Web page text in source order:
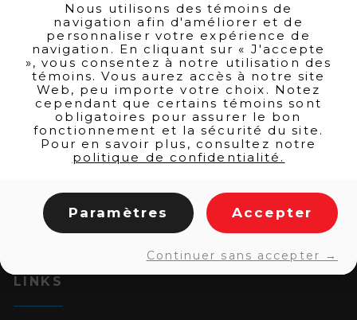
LINKS
Nous utilisons des témoins de
navigation afin d'améliorer et de
personnaliser votre expérience de
navigation. En cliquant sur « J'accepte
», vous consentez à notre utilisation des
témoins. Vous aurez accès à notre site
Web, peu importe votre choix. Notez
cependant que certains témoins sont
obligatoires pour assurer le bon
fonctionnement et la sécurité du site.
Pour en savoir plus, consultez notre
politique de confidentialité.
Paramètres Accepter
Continuer sans accepter →